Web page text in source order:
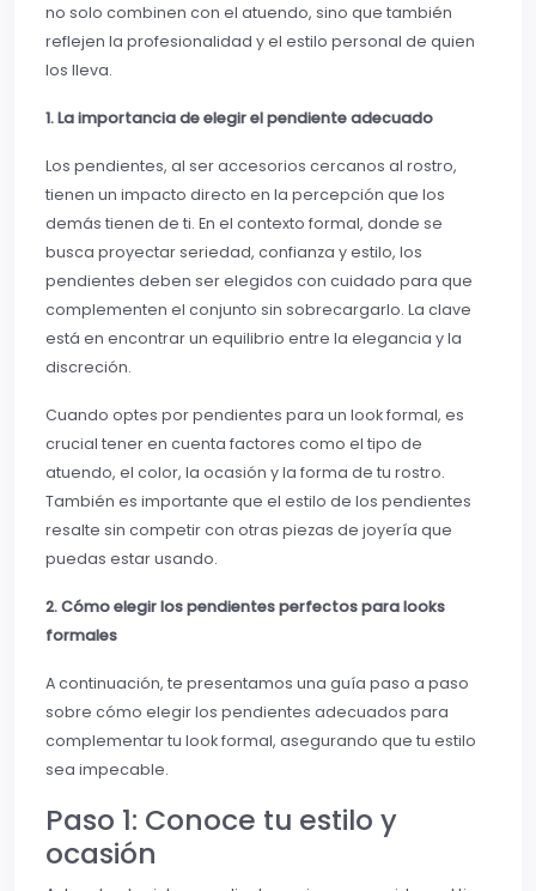
no solo combinen con el atuendo, sino que también
reflejen la profesionalidad y el estilo personal de quien
los lleva.
1. La importancia de elegir el pendiente adecuado
Los pendientes, al ser accesorios cercanos al rostro,
tienen un impacto directo en la percepción que los
demás tienen de ti. En el contexto formal, donde se
busca proyectar seriedad, confianza y estilo, los
pendientes deben ser elegidos con cuidado para que
complementen el conjunto sin sobrecargarlo. La clave
está en encontrar un equilibrio entre la elegancia y la
discreción.
Cuando optes por pendientes para un look formal, es
crucial tener en cuenta factores como el tipo de
atuendo, el color, la ocasión y la forma de tu rostro.
También es importante que el estilo de los pendientes
resalte sin competir con otras piezas de joyería que
puedas estar usando.
2. Cómo elegir los pendientes perfectos para looks
formales
A continuación, te presentamos una guía paso a paso
sobre cómo elegir los pendientes adecuados para
complementar tu look formal, asegurando que tu estilo
sea impecable.
Paso 1: Conoce tu estilo y
ocasión